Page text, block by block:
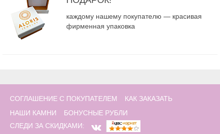
каждому нашему покупателю — красивая
фирменная упаковка
СОГЛАШЕНИЕ С ПОКУПАТЕЛЕМ
КАК ЗАКАЗАТЬ
НАШИ КАМНИ
БОНУСНЫЕ РУБЛИ
СЛЕДИ ЗА СКИДКАМИ: